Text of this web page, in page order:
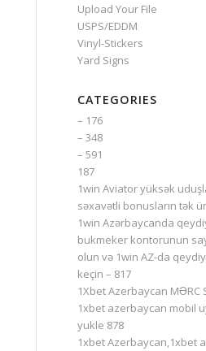
Upload Your File
USPS/EDDM
Vinyl-Stickers
Yard Signs
CATEGORIES
– 176
– 348
– 591
187
1win Aviator yüksək
səxavətli bonusların tək
1win Azərbaycanda
bukmeker kontorunun
olun və 1win AZ-da
keçin – 817
1Xbet Azerbaycan MƏRC
1xbet azerbaycan mobil
yukle 878
1xbet Azerbaycan,1xbet